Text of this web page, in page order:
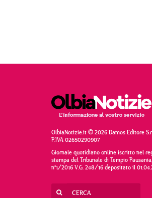
OlbiaNotizie.it © 2026 Damos Editore
P.IVA 02650290907
Giornale quotidiano online iscritto nel
stampa del Tribunale di Tempio
n°1/2016 V.G. 248/16 depositato il